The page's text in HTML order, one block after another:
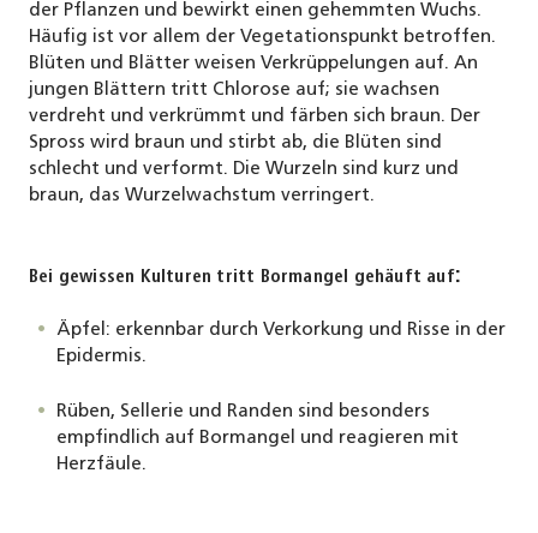
der Pflanzen und bewirkt einen gehemmten Wuchs.
Häufig ist vor allem der Vegetationspunkt betroffen.
Blüten und Blätter weisen Verkrüppelungen auf. An
jungen Blättern tritt Chlorose auf; sie wachsen
verdreht und verkrümmt und färben sich braun. Der
Spross wird braun und stirbt ab, die Blüten sind
schlecht und verformt. Die Wurzeln sind kurz und
braun, das Wurzelwachstum verringert.
Bei gewissen Kulturen tritt Bormangel gehäuft auf:
Äpfel: erkennbar durch Verkorkung und Risse in der
Epidermis.
Rüben, Sellerie und Randen sind besonders
empfindlich auf Bormangel und reagieren mit
Herzfäule.